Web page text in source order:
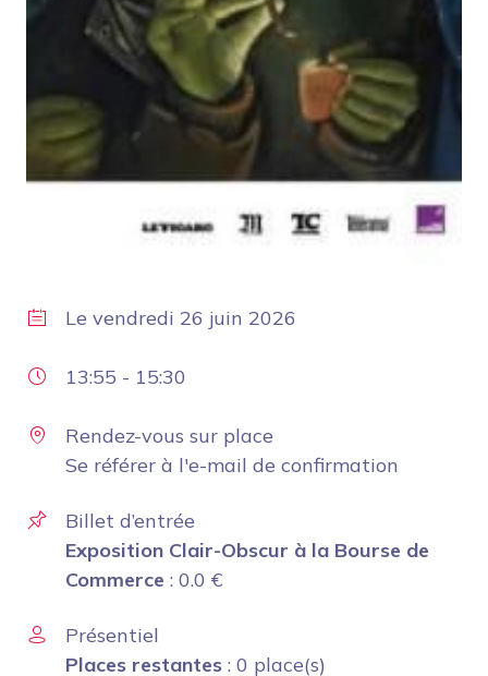
Le vendredi 26 juin 2026
13:55 - 15:30
Rendez-vous sur place
Se référer à l'e-mail de confirmation
Billet d’entrée
Exposition Clair-Obscur à la Bourse de
Commerce : 0.0 €
Présentiel
Places restantes : 0 place(s)